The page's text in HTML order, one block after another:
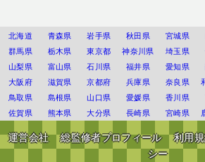
北海道 青森県 岩手県 秋田県 宮城県
群馬県
栃木県 東京都 神奈川県 埼玉県
山梨県
富山県 石川県 福井県 愛知県
大阪府
滋賀県 京都府 兵庫県 奈良県
鳥取県
島根県 山口県 愛媛県 香川県
佐賀県
熊本県 大分県 長崎県 宮崎県
運営会社 総監修者プロフィール 利用
シー